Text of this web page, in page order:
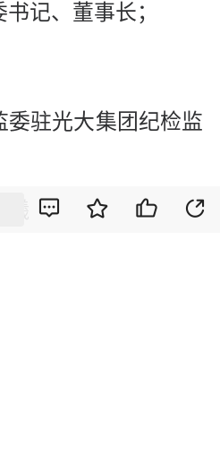
记、董事长；
委驻光大集团纪检监